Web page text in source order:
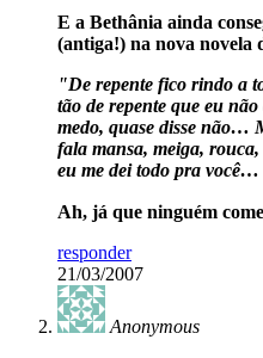
E a Bethânia ainda
(antiga!) na nova novela
"De repente fico rindo a
tão de repente que eu
medo, quase disse não…
fala mansa, meiga,
eu me dei todo pra
Ah, já que ninguém
responder
21/03/2007
Anonymous